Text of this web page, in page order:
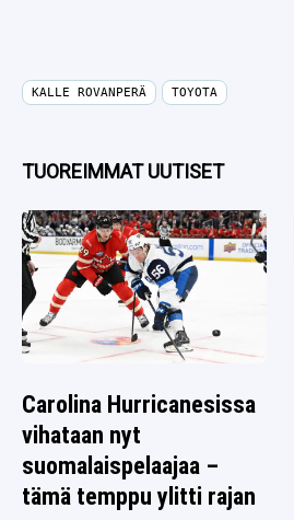
KALLE ROVANPERÄ TOYOTA
TUOREIMMAT UUTISET
Carolina Hurricanesissa
vihataan nyt
suomalaispelaajaa –
tämä temppu ylitti rajan